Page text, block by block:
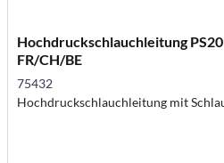
Hochdruckschlauchleitung
FR/CH/BE
75432
Hochdruckschlauchleitung mit